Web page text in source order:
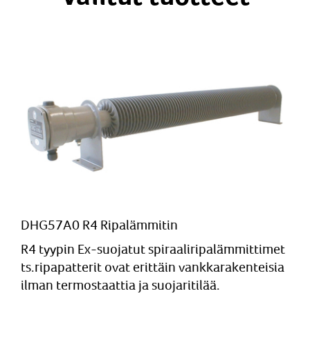
DHG57A0 R4 Ripalämmitin
R4 tyypin Ex-suojatut spiraaliripalämmittimet
ts.ripapatterit ovat erittäin vankkarakenteisia
ilman termostaattia ja suojaritilää.